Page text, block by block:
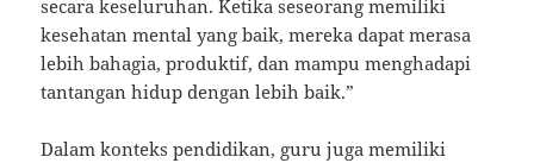
secara keseluruhan. Ketika seseorang memiliki
kesehatan mental yang baik, mereka dapat merasa
lebih bahagia, produktif, dan mampu menghadapi
tantangan hidup dengan lebih baik.”
Dalam konteks pendidikan, guru juga memiliki